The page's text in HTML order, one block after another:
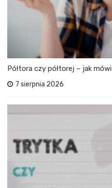
Półtora czy półtorej – jak
7 sierpnia 2026